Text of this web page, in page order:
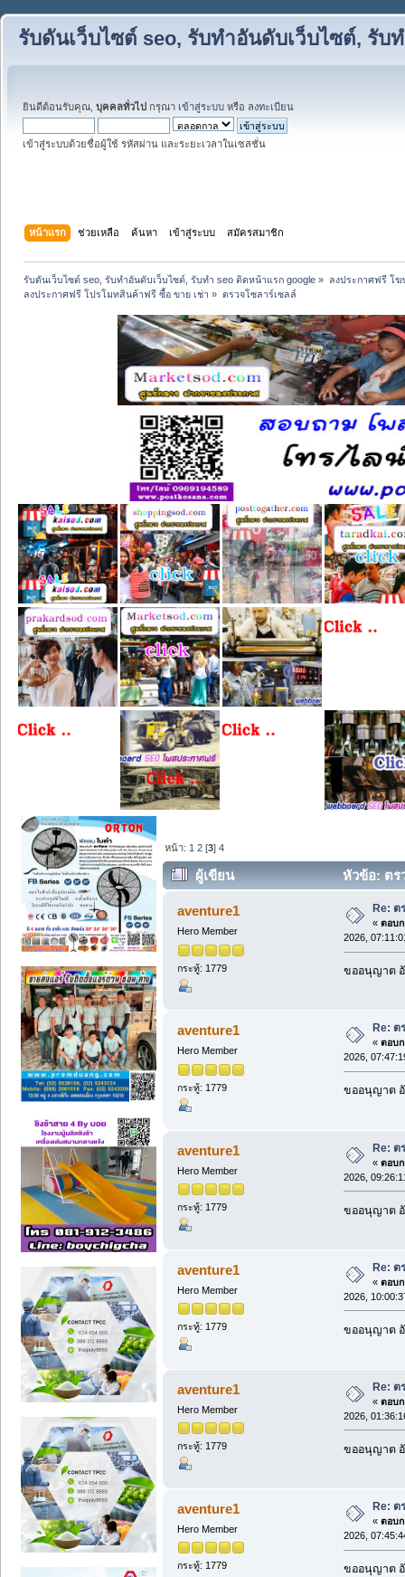
รับดันเว็บไซต์ seo, รับทำอันดับเว็บไซต์, รับ
ยินดีต้อนรับคุณ, บุคคลทั่วไป กรุณา เข้าสู่ระบบ หรือ ลงทะเบียน
เข้าสู่ระบบด้วยชื่อผู้ใช้ รหัสผ่าน และระยะเวลาในเซสชั่น
หน้าแรก ช่วยเหลือ ค้นหา เข้าสู่ระบบ สมัครสมาชิก
รับดันเว็บไซต์ seo, รับทำอันดับเว็บไซต์, รับทำ seo ติดหน้าแรก google » ลงประกาศฟรี โ
ลงประกาศฟรี โปรโมทสินค้าฟรี ซื้อ ขาย เช่า » ตรวจโซลาร์เซลล์
หน้า: 1 2 [3]4
ผู้เขียน หัวข้อ: ตร
aventure1
Hero Member
กระทู้: 1779
Re: ต
« ตอบก
2026,
ขออนุญาต
aventure1
Hero Member
กระทู้: 1779
Re: ต
« ตอบก
2026,
ขออนุญาต
aventure1
Hero Member
กระทู้: 1779
Re: ต
« ตอบก
2026,
ขออนุญาต
aventure1
Hero Member
กระทู้: 1779
Re: ต
« ตอบก
2026,
ขออนุญาต
aventure1
Hero Member
กระทู้: 1779
Re: ต
« ตอบก
2026,
ขออนุญาต
aventure1
Hero Member
กระทู้: 1779
Re: ต
« ตอบก
2026,
ขออนุญาต